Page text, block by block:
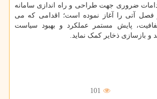
ضروری جهت طراحی و راه اندازی سامانه
فصل آتی را آغاز نموده است؛ اقدامی که می
پایش مستمر عملکرد و بهبود سیاست
و بازسازی ذخایر کمک نماید.
101